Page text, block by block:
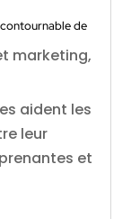
de
marketing,
aident les
leur
et